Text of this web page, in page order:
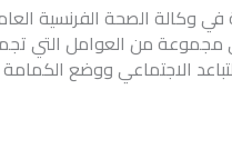
وكالة الصحة الفرنسية
مجموعة من العوامل التي
الاجتماعي ووضع